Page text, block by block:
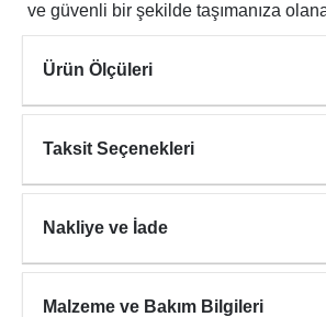
ve güvenli bir şekilde taşımanıza
Ürün Ölçüleri
Taksit Seçenekleri
Nakliye ve İade
Malzeme ve Bakım Bilgileri